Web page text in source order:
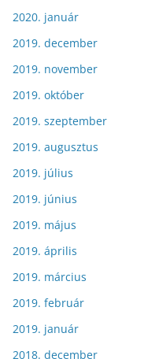
2020. január
2019. december
2019. november
2019. október
2019. szeptember
2019. augusztus
2019. július
2019. június
2019. május
2019. április
2019. március
2019. február
2019. január
2018. december